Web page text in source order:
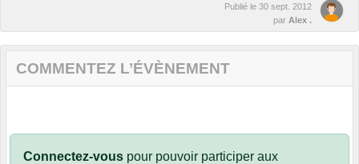
Publié le 30 sept. 2012
par Alex .
COMMENTEZ L’ÉVÈNEMENT
Connectez-vous pour pouvoir participer aux